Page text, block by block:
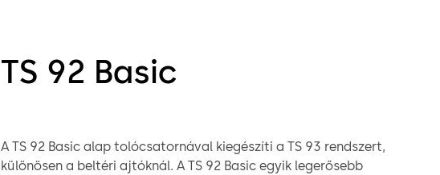
TS 92 Basic
A TS 92 Basic alap tolócsatornával kiegészíti a TS 93 rendszert,
különösen a beltéri ajtóknál. A TS 92 Basic egyik legerősebb